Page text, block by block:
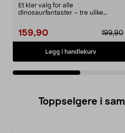
Et klar valg for alle
dinosaurfantaster – tre ulike
199,90
159,90
Legg i handlekurv
Toppselgere i